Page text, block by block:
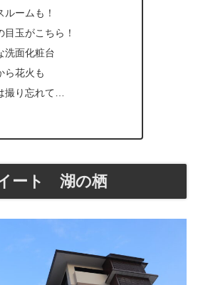
ルームも！
目玉がこちら！
洗面化粧台
ら花火も
撮り忘れて…
ート 湖の栖